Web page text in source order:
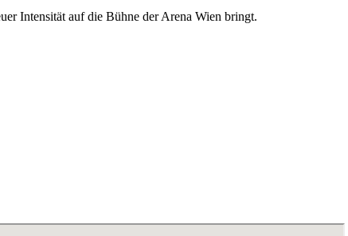
Intensität auf die Bühne der Arena Wien bringt.